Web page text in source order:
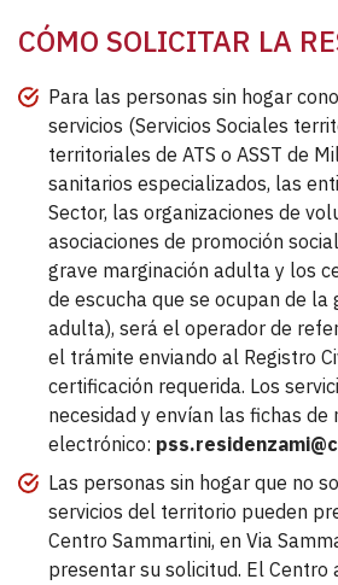
CÓMO SOLICITAR LA
Para las personas sin hogar
servicios (Servicios Sociales
territoriales de ATS o ASST de
sanitarios especializados, las
Sector, las organizaciones de
asociaciones de promoción
grave marginación adulta y los
de escucha que se ocupan de la
adulta), será el operador de
el trámite enviando al Registro
certificación requerida. Los
necesidad y envían las fichas
electrónico:
Las personas sin hogar que no
servicios del territorio pueden
Centro Sammartini, en Via
presentar su solicitud. El Centro